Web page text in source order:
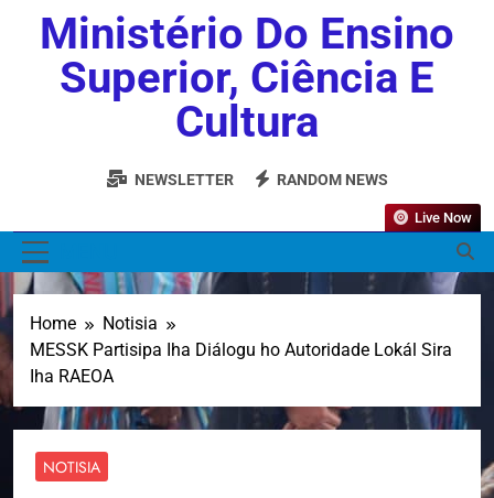
Ministério Do Ensino
Superior, Ciência E
Cultura
NEWSLETTER RANDOM NEWS
Live Now
Home
Notisia
MESSK Partisipa Iha Diálogu ho Autoridade Lokál Sira
Iha RAEOA
NOTISIA